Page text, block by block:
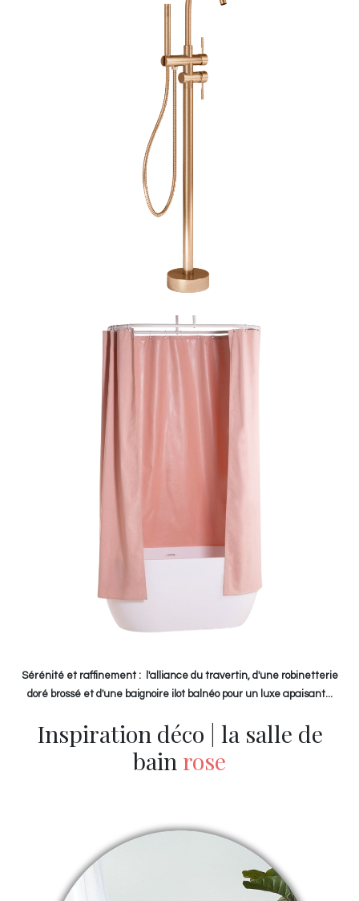
Sérénité et raffinement : l'alliance du travertin, d'une robinetterie
doré brossé et d'une baignoire ilot balnéo pour un luxe apaisant...
Inspiration déco | la salle de
bain rose